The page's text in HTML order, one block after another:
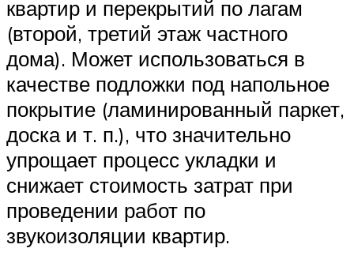
квартир и перекрытий по лагам
(второй, третий этаж частного
дома). Может использоваться в
качестве подложки под напольное
покрытие (ламинированный паркет,
доска и т. п.), что значительно
упрощает процесс укладки и
снижает стоимость затрат при
проведении работ по
звукоизоляции квартир.